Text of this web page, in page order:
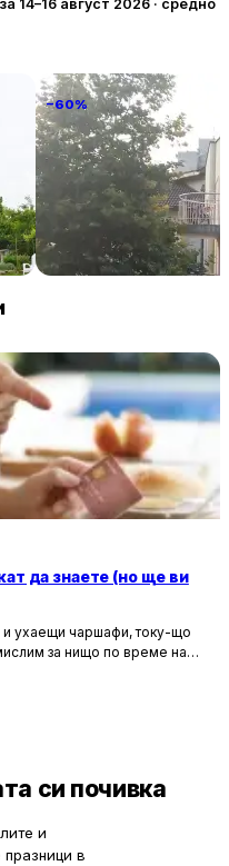
14–16 август 2026 · средно
−60%
Familia Fantastiko
Китен 60
да знаете (но ще ви
и ухаещи чаршафи, току-що
за нищо по време на
си почивка
и
празници в